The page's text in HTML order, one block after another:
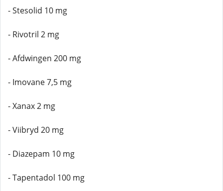
- Stesolid 10 mg
- Rivotril 2 mg
- Afdwingen 200 mg
- Imovane 7,5 mg
- Xanax 2 mg
- Viibryd 20 mg
- Diazepam 10 mg
- Tapentadol 100 mg